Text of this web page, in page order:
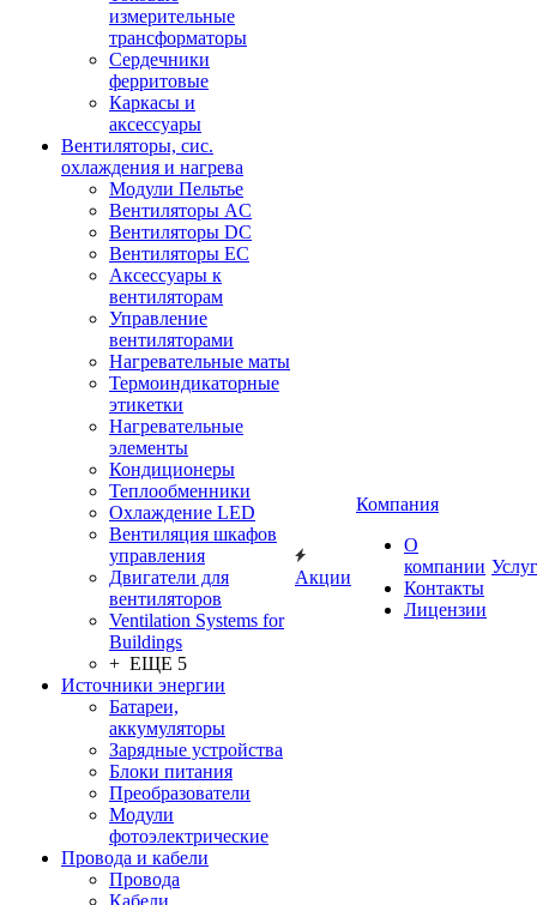
измерительные
трансформаторы
Сердечники
ферритовые
Каркасы и
аксессуары
Вентиляторы, сис.
охлаждения и нагрева
Модули Пельтье
Вентиляторы AC
Вентиляторы DC
Вентиляторы EC
Аксессуары к
вентиляторам
Управление
вентиляторами
Нагревательные маты
Термоиндикаторные
этикетки
Нагревательные
элементы
Кондиционеры
Теплообменники
Охлаждение LED
Вентиляция шкафов
управления
Двигатели для
вентиляторов
Ventilation Systems for
Buildings
+ ЕЩЕ 5
Источники энергии
Батареи,
аккумуляторы
Зарядные устройства
Блоки питания
Преобразователи
Модули
фотоэлектрические
Провода и кабели
Провода
Кабели
Акции
Компания
О
компании
Контакты
Лицензии